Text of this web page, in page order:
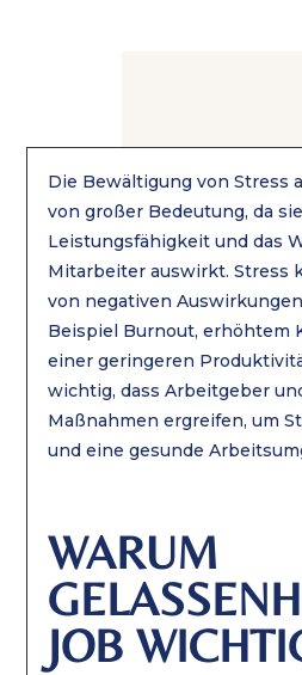
Die Bewältigung von Stress
von großer Bedeutung, da
Leistungsfähigkeit und das
Mitarbeiter auswirkt. Stress
von negativen
Beispiel Burnout, erhöhtem
einer geringeren
wichtig, dass Arbeitgeber
Maßnahmen ergreifen, um
und eine gesunde
WARUM
JOB